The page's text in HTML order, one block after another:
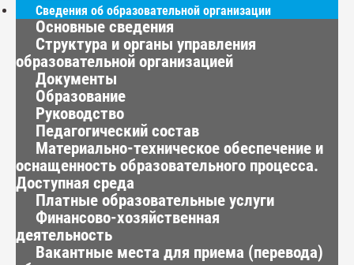
Сведения об образовательной организации
Основные сведения
Структура и органы управления
образовательной организацией
Документы
Образование
Руководство
Педагогический состав
Материально-техническое обеспечение и
оснащенность образовательного процесса.
Доступная среда
Платные образовательные услуги
Финансово-хозяйственная
деятельность
Вакантные места для приема (перевода)